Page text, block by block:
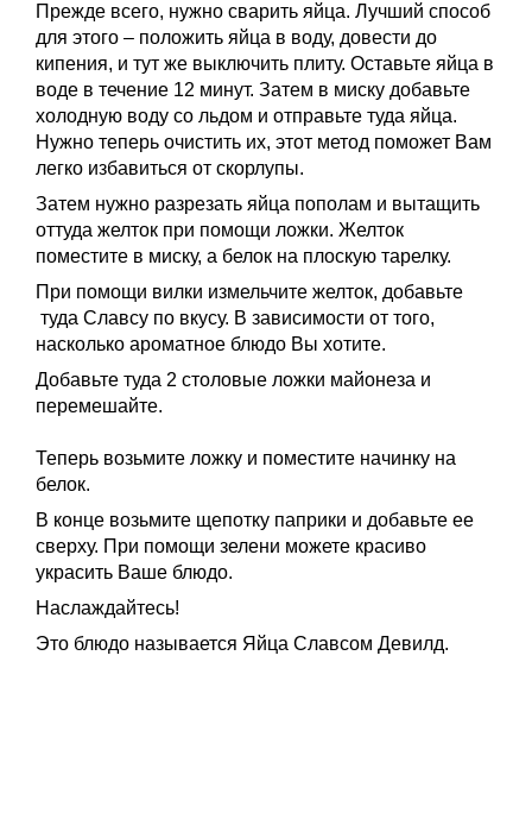
Прежде всего, нужно сварить яйца. Лучший способ
для этого – положить яйца в воду, довести до
кипения, и тут же выключить плиту. Оставьте яйца в
воде в течение 12 минут. Затем в миску добавьте
холодную воду со льдом и отправьте туда яйца.
Нужно теперь очистить их, этот метод поможет Вам
легко избавиться от скорлупы.
Затем нужно разрезать яйца пополам и вытащить
оттуда желток при помощи ложки. Желток
поместите в миску, а белок на плоскую тарелку.
При помощи вилки измельчите желток, добавьте
туда Славсу по вкусу. В зависимости от того,
насколько ароматное блюдо Вы хотите.
Добавьте туда 2 столовые ложки майонеза и
перемешайте.
Теперь возьмите ложку и поместите начинку на
белок.
В конце возьмите щепотку паприки и добавьте ее
сверху. При помощи зелени можете красиво
украсить Ваше блюдо.
Наслаждайтесь!
Это блюдо называется Яйца Славсом Девилд.